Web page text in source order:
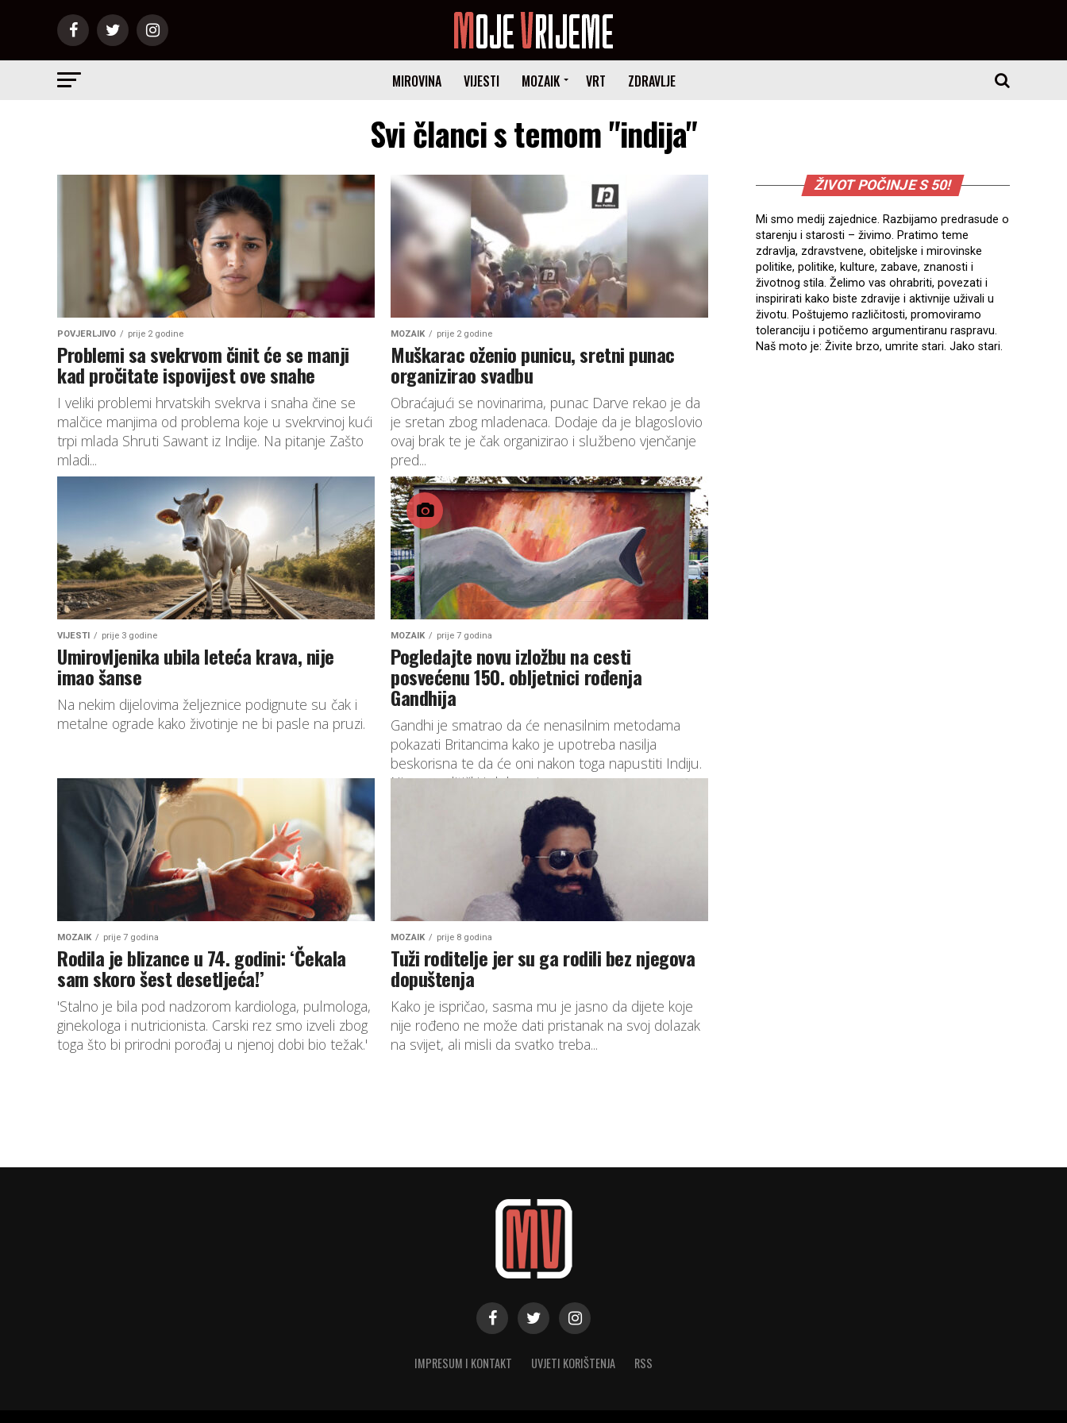
MIROVINA VIJESTI MOZAIK VRT ZDRAVLJE
Svi članci s temom "indija"
POVJERLJIVO prije 2 godine
Problemi sa svekrvom činit će se manji
kad pročitate ispovijest ove snahe
I veliki problemi hrvatskih svekrva i snaha čine se
malčice manjima od problema koje u svekrvinoj kući
trpi mlada Shruti Sawant iz Indije. Na pitanje Zašto
mladi...
MOZAIK prije 2 godine
Muškarac oženio punicu, sretni punac
organizirao svadbu
Obraćajući se novinarima, punac Darve rekao je da
je sretan zbog mladenaca. Dodaje da je blagoslovio
ovaj brak te je čak organizirao i službeno vjenčanje
pred...
VIJESTI prije 3 godine
Umirovljenika ubila leteća krava, nije
imao šanse
Na nekim dijelovima željeznice podignute su čak i
metalne ograde kako životinje ne bi pasle na pruzi.
MOZAIK prije 7 godina
Pogledajte novu izložbu na cesti
posvećenu 150. obljetnici rođenja
Gandhija
Gandhi je smatrao da će nenasilnim metodama
pokazati Britancima kako je upotreba nasilja
beskorisna te da će oni nakon toga napustiti Indiju.
Njegov politički i duhovni...
MOZAIK prije 7 godina
Rodila je blizance u 74. godini: ‘Čekala
sam skoro šest desetljeća!’
'Stalno je bila pod nadzorom kardiologa, pulmologa,
ginekologa i nutricionista. Carski rez smo izveli zbog
toga što bi prirodni porođaj u njenoj dobi bio težak.'
MOZAIK prije 8 godina
Tuži roditelje jer su ga rodili bez njegova
dopuštenja
Kako je ispričao, sasma mu je jasno da dijete koje
nije rođeno ne može dati pristanak na svoj dolazak
na svijet, ali misli da svatko treba...
ŽIVOT POČINJE S 50!
Mi smo medij zajednice. Razbijamo predrasude o
starenju i starosti – živimo. Pratimo teme
zdravlja, zdravstvene, obiteljske i mirovinske
politike, politike, kulture, zabave, znanosti i
životnog stila. Želimo vas ohrabriti, povezati i
inspirirati kako biste zdravije i aktivnije uživali u
životu. Poštujemo različitosti, promoviramo
toleranciju i potičemo argumentiranu raspravu.
Naš moto je: Živite brzo, umrite stari. Jako stari.
IMPRESUM I KONTAKT UVJETI KORIŠTENJA RSS